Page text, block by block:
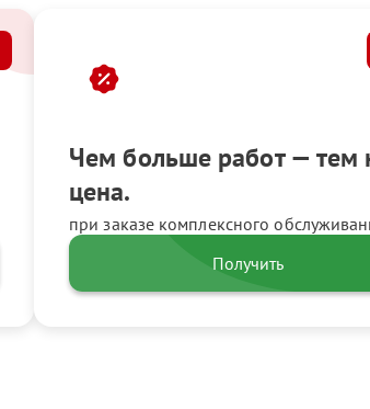
Чем больше работ — тем
цена.
при заказе комплексного
Получить